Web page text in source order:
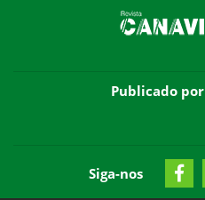
Publicado por
Siga-nos